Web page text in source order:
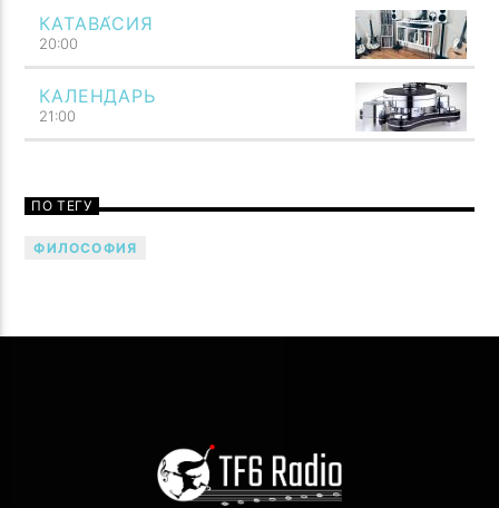
КАТАВА́СИЯ
20:00
КАЛЕНДАРЬ
21:00
ПО ТЕГУ
ФИЛОСОФИЯ